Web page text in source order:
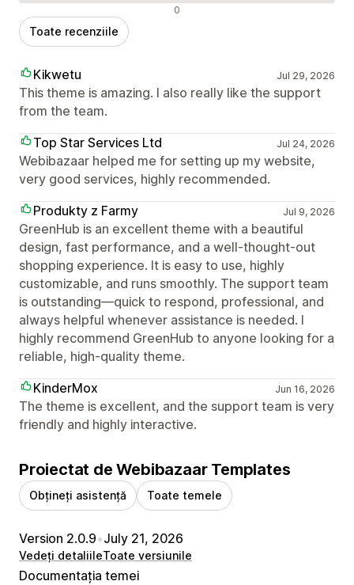
0
Toate recenziile
Kikwetu Jul 29, 2026
This theme is amazing. I also really like the support
from the team.
Top Star Services Ltd
Jul 24, 2026
Webibazaar helped me for setting up my website,
very good services, highly recommended.
Produkty z Farmy
Jul 9, 2026
GreenHub is an excellent theme with a beautiful
design, fast performance, and a well-thought-out
shopping experience. It is easy to use, highly
customizable, and runs smoothly. The support team
is outstanding—quick to respond, professional, and
always helpful whenever assistance is needed. I
highly recommend GreenHub to anyone looking for a
reliable, high-quality theme.
KinderMox
Jun 16, 2026
The theme is excellent, and the support team is very
friendly and highly interactive.
Proiectat de Webibazaar Templates
Obțineți asistență Toate temele
Version 2.0.9•July 21, 2026
Vedeți detaliileToate versiunile
Documentația temei